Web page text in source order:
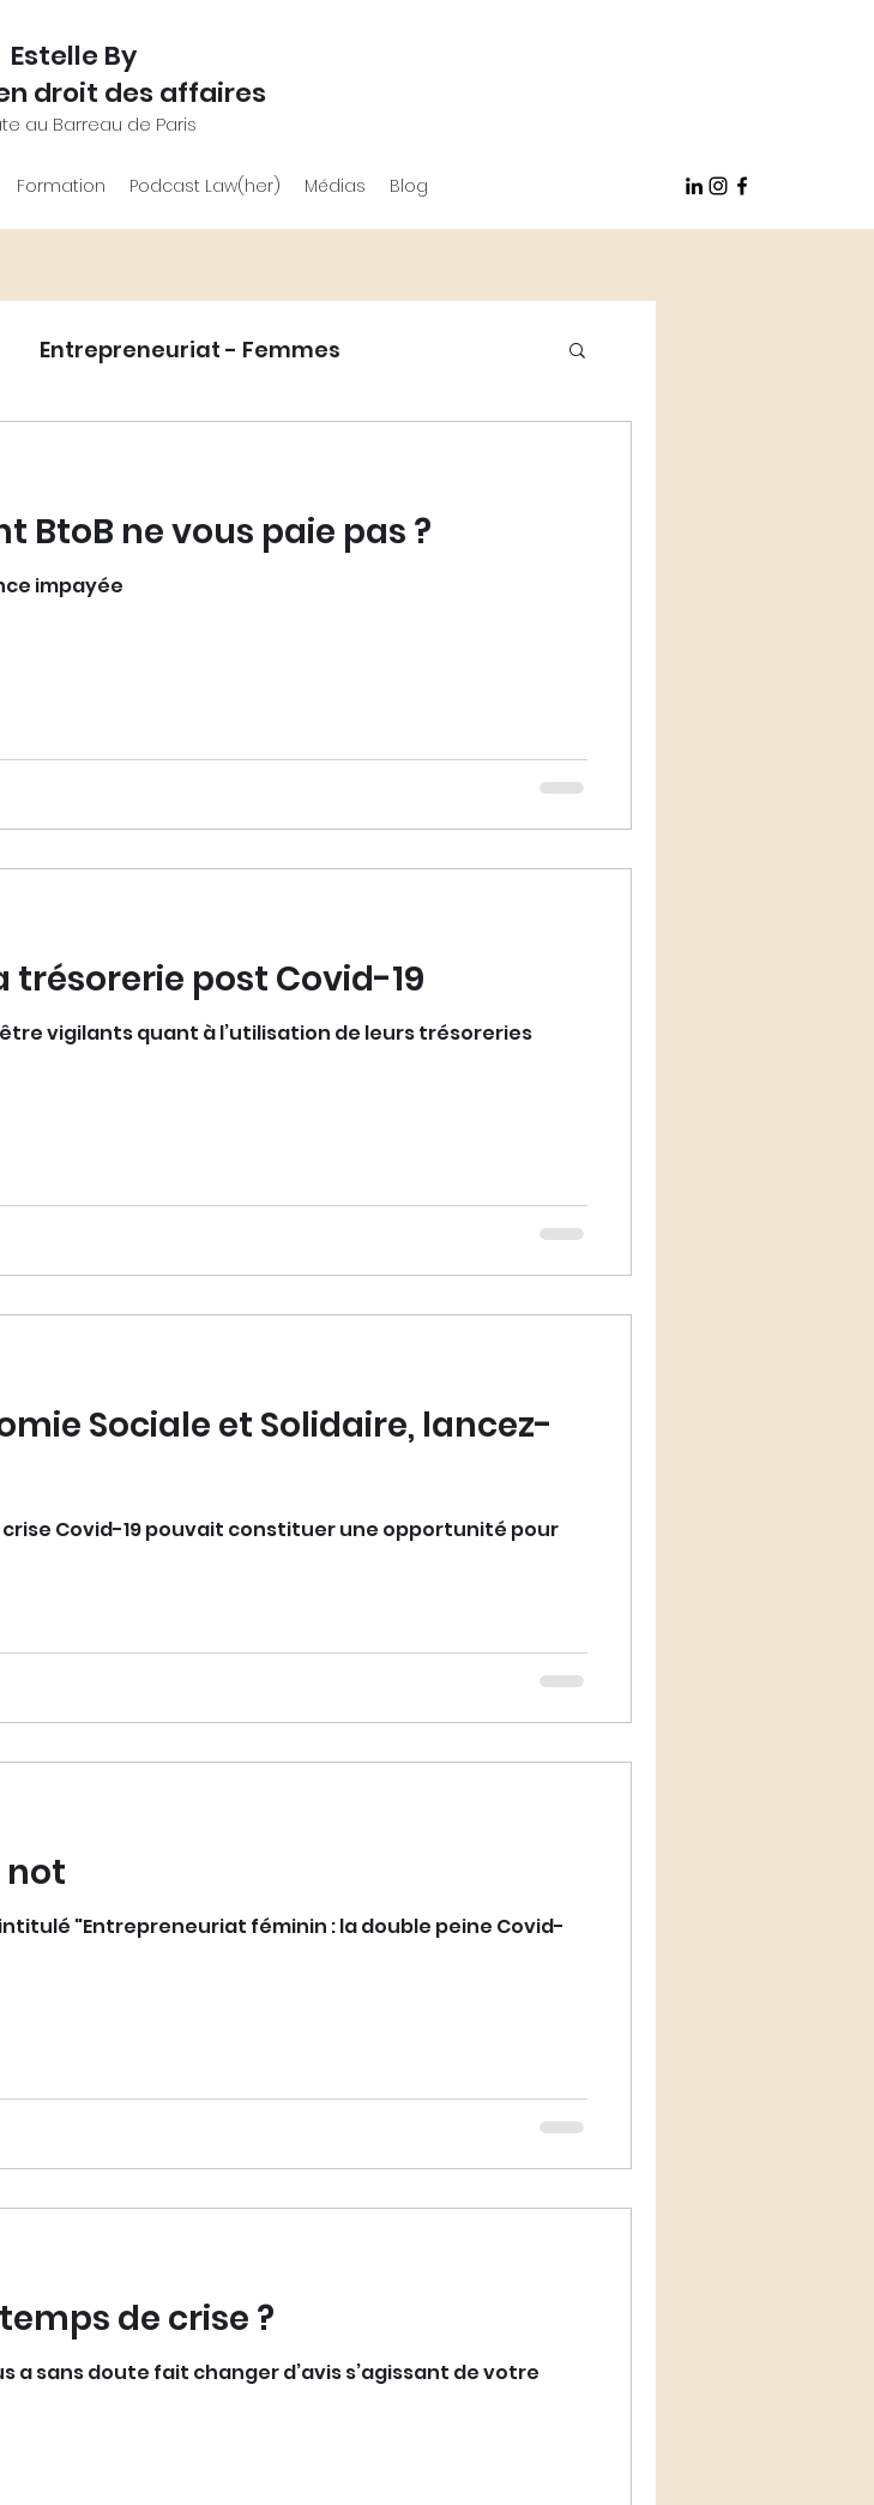
Estelle By
droit des affaires
au Barreau de Paris
Formation Podcast Law(her) Médias Blog
Entrepreneuriat - Femmes
BtoB ne vous paie pas ?
impayée
trésorerie post Covid-19
vigilants quant à l’utilisation de leurs trésoreries
Sociale et Solidaire, lancez-
crise Covid-19 pouvait constituer une opportunité pour
not
"Entrepreneuriat féminin : la double peine Covid-
de crise ?
sans doute fait changer d’avis s’agissant de votre